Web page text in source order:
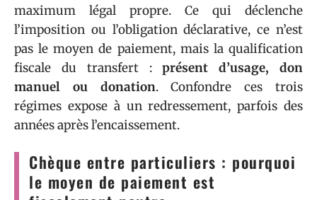
maximum légal propre. Ce qui déclenche
l’imposition ou l’obligation déclarative, ce n’est
pas le moyen de paiement, mais la qualification
fiscale du transfert :présent d’usage, don
manuel ou donation. Confondre ces trois
régimes expose à un redressement, parfois des
années après l’encaissement.
Chèque entre particuliers : pourquoi
le moyen de paiement est